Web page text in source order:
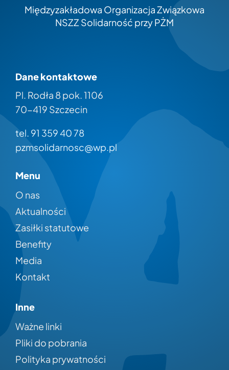
Międzyzakładowa Organizacja Związkowa
NSZZ Solidarność przy PŻM
Dane kontaktowe
Pl. Rodła 8 pok. 1106
70-419 Szczecin
tel. 91 359 40 78
pzmsolidarnosc@wp.pl
Menu
O nas
Aktualności
Zasiłki statutowe
Benefity
Media
Kontakt
Inne
Ważne linki
Pliki do pobrania
Polityka prywatności